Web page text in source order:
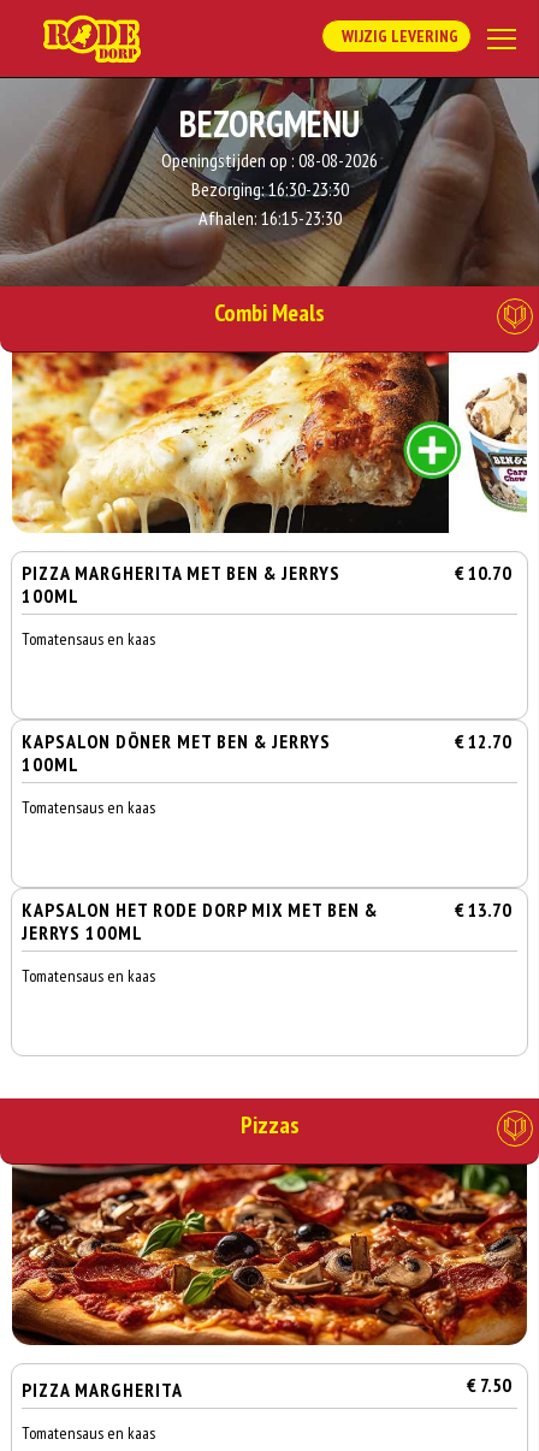
WIJZIG LEVERING
BEZORGMENU
Openingstijden op : 08-08-2026
Bezorging:16:30-23:30
Afhalen:16:15-23:30
Combi Meals
PIZZA MARGHERITA MET BEN & JERRYS
100ML
€ 10.70
Tomatensaus en kaas
KAPSALON DÖNER MET BEN & JERRYS
100ML
€ 12.70
Tomatensaus en kaas
KAPSALON HET RODE DORP MIX MET BEN &
JERRYS 100ML
€ 13.70
Tomatensaus en kaas
Pizzas
PIZZA MARGHERITA € 7.50
Tomatensaus en kaas